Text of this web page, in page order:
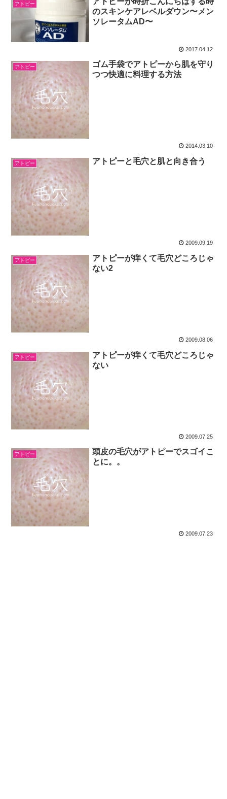
アトピー
のスキンケアレベルダウン〜メン
ソレータムAD〜
2017.04.12
アトピー
ゴム手袋でアトピーから肌を守り
つつ快適に料理する方法
2014.03.10
アトピー アトピーと毛穴と肌と向き合う
2009.09.19
アトピー
アトピーが痒くて毛穴どころじゃ
ない2
2009.08.06
アトピー
アトピーが痒くて毛穴どころじゃ
ない
2009.07.25
アトピー
頭皮の毛穴がアトピーでスゴイこ
とに。。
2009.07.23